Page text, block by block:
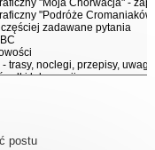
postu